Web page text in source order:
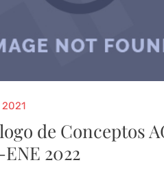
de Conceptos
ENE 2022